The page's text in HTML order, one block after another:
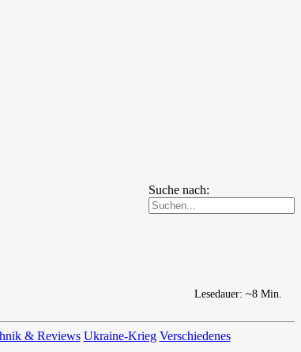
Suche nach:
& Reviews Ukraine-Krieg Verschiedenes
Lesedauer: ~8 Min.